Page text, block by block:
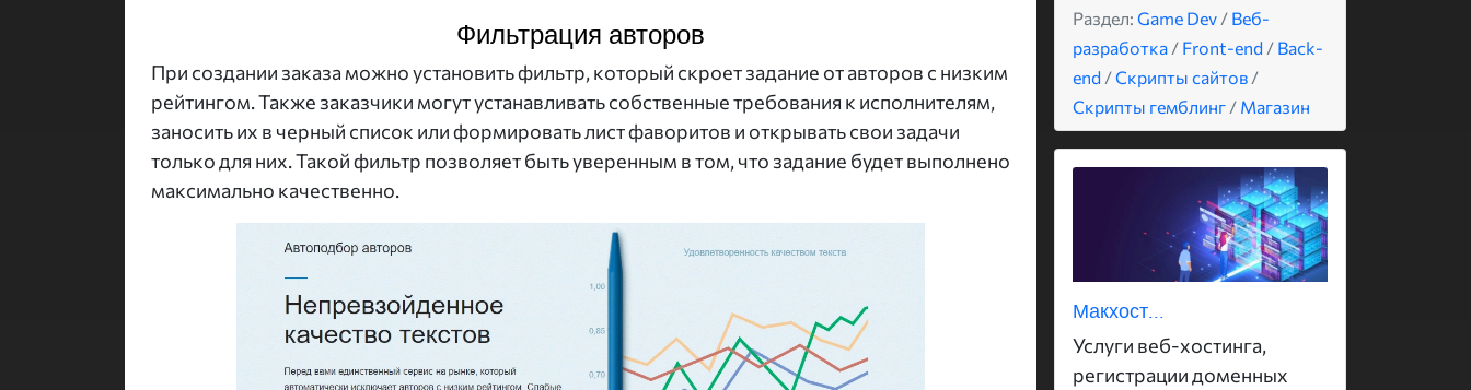
Фильтрация авторов
При создании заказа можно установить фильтр, который скроет задание от авторов с низким
рейтингом. Также заказчики могут устанавливать собственные требования к исполнителям,
заносить их в черный список или формировать лист фаворитов и открывать свои задачи
только для них. Такой фильтр позволяет быть уверенным в том, что задание будет выполнено
максимально качественно.
Раздел: Game Dev / Веб-
разработка / Front-end / Back-
end /Скрипты сайтов /
Скрипты гемблинг / Магазин
Макхост...
Услуги веб-хостинга,
регистрации доменных